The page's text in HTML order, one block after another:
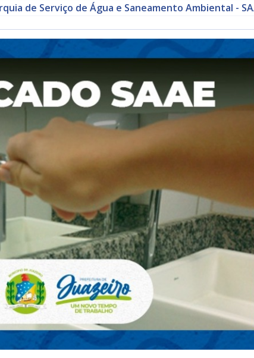
de Serviço de Água e Saneamento Ambiental -